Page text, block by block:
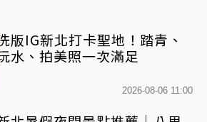
版IG新北打卡聖地！踏青、
水、拍美照一次滿足
2026-08-06 11:00